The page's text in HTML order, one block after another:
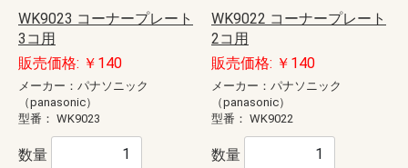
WK9023 コーナープレート
3コ用
販売価格: ￥140
メーカー：パナソニック
（panasonic）
型番： WK9023
数量
WK9022 コーナープレート
2コ用
販売価格: ￥140
メーカー：パナソニック
（panasonic）
型番： WK9022
数量